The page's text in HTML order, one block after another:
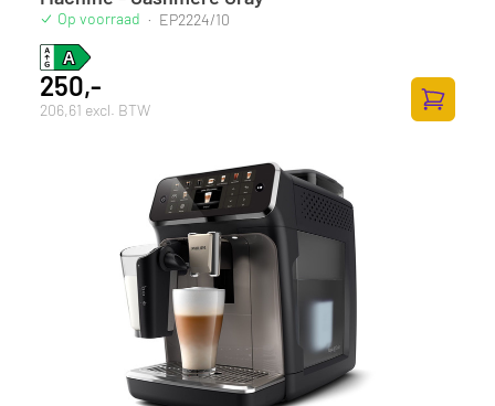
Op voorraad · EP2224/10
250,-
206,61 excl. BTW